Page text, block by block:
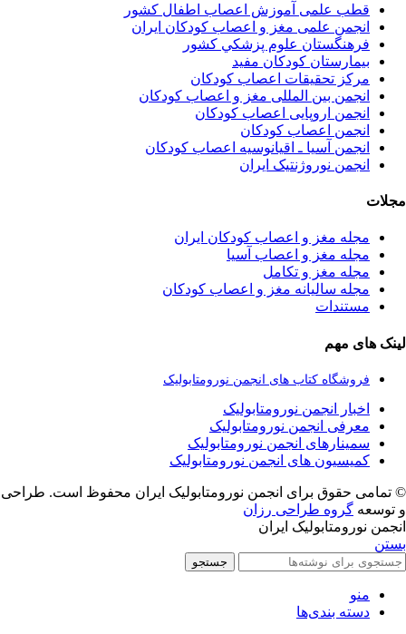
قطب علمی آموزش اعصاب اطفال کشور
انجمن علمی مغز و اعصاب کودکان ایران
فرهنگستان علوم پزشكي كشور
بیمارستان کودکان مفید
مرکز تحقیقات اعصاب کودکان
انجمن بین المللی مغز و اعصاب کودکان
انجمن اروپایی اعصاب کودکان
انجمن اعصاب کودکان
انجمن آسیا ـ اقیانوسیه اعصاب کودکان
انجمن نوروژنتیک ایران
مجلات
مجله مغز و اعصاب کودکان ایران
مجله مغز و اعصاب آسیا
مجله مغز و تکامل
مجله سالیانه مغز و اعصاب کودکان
مستندات
لینک های مهم
فروشگاه کتاب های انجمن نورومتابولیک
اخبار انجمن نورومتابولیک
معرفی انجمن نورومتابولیک
سمینارهای انجمن نورومتابولیک
کمیسیون های انجمن نورومتابولیک
© تمامی حقوق برای انجمن نورومتابولیک ایران محفوظ است. طراحی
و توسعه گروه طراحی رزان
انجمن نورومتابولیک ایران
بستن
جستجو
منو
دسته بندی‌ها